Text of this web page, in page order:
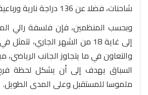
شاحنات، فضلا عن 136 دراجة نارية ورباعية.
وبحسب المنظمين، فإن فلسفة رالي
إلى غاية 18 من الشهر الجاري،
والتعاون في ما يتجاوز الجانب الرياضي،
السباق يهدف إلى أن يشكل لحظة فرح
ملموسا للمستقبل وعلى المدى الطويل.